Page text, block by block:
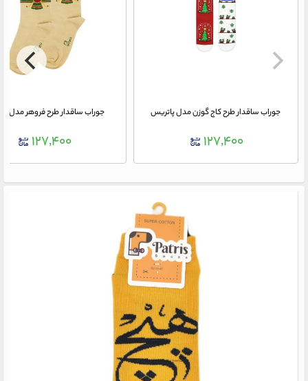
جوراب ساقدار طرح کاج گوزن مدل پاتریس
۱۲۷,۴۰۰
جوراب ساقدار طرح فروهر مدل
۱۲۷,۴۰۰